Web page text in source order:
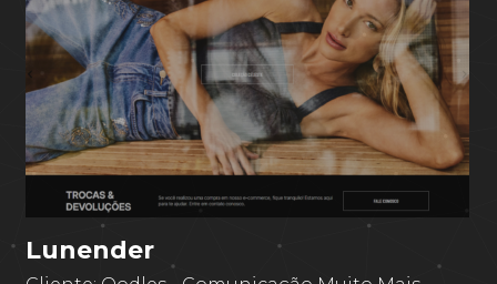
Lunender